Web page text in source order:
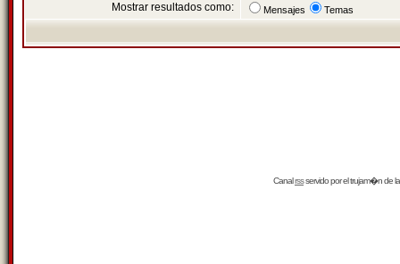
Mostrar resultados como: Mensajes Temas
Canalrssservido por eltrujam�nde